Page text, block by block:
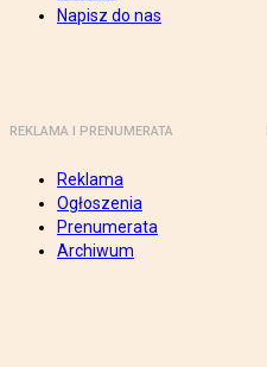
Napisz do nas
REKLAMA I PRENUMERATA
Reklama
Ogłoszenia
Prenumerata
Archiwum